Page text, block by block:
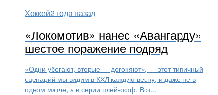
Хоккей2 года назад
«Локомотив» нанес «Авангарду»
шестое поражение подряд
«Одни убегают, вторые — догоняют», — этот типичный
сценарий мы видим в КХЛ каждую весну, и даже не в
одном матче, а в серии плей-офф. Вот...